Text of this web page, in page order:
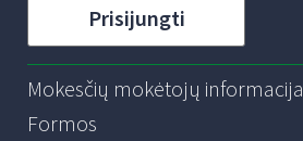
Prisijungti
Mokesčių mokėtojų informacija
Formos